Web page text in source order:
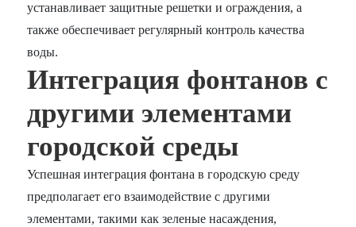
устанавливает защитные решетки и ограждения, а
также обеспечивает регулярный контроль качества
воды.
Интеграция фонтанов с
другими элементами
городской среды
Успешная интеграция фонтана в городскую среду
предполагает его взаимодействие с другими
элементами, такими как зеленые насаждения,